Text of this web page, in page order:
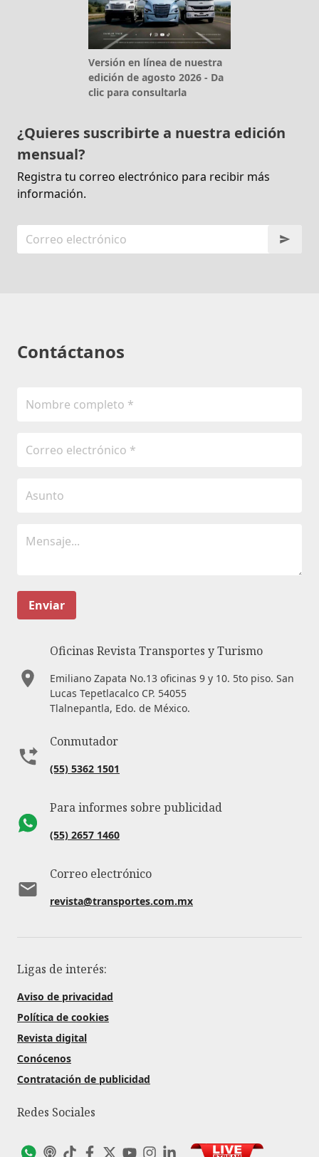
Versión en línea de nuestra
edición de agosto 2026 - Da
clic para consultarla
¿Quieres suscribirte a nuestra edición
mensual?
Registra tu correo electrónico para recibir más
información.
Contáctanos
Enviar
Oficinas Revista Transportes y Turismo
Emiliano Zapata No.13 oficinas 9 y 10. 5to piso. San
Lucas Tepetlacalco CP. 54055
Tlalnepantla, Edo. de México.
Conmutador
(55) 5362 1501
Para informes sobre publicidad
(55) 2657 1460
Correo electrónico
revista@transportes.com.mx
Ligas de interés:
Aviso de privacidad
Política de cookies
Revista digital
Conócenos
Contratación de publicidad
Redes Sociales